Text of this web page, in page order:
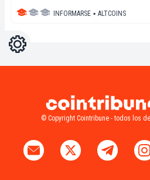
INFORMARSE ▪ ALTCOINS
Ajustes
© Copyright Cointribune - todos los